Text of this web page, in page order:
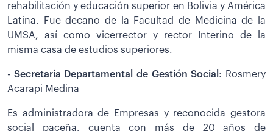
rehabilitación y educación superior en Bolivia y América
Latina. Fue decano de la Facultad de Medicina de la
UMSA, así como vicerrector y rector Interino de la
misma casa de estudios superiores.
- Secretaria Departamental de Gestión Social : Rosmery
Acarapi Medina
Es administradora de Empresas y reconocida gestora
social paceña, cuenta con más de 20 años de